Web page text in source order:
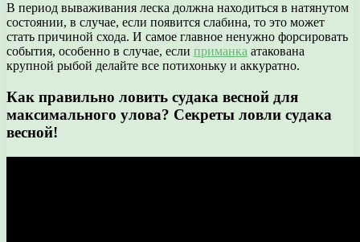
В период вываживания леска должна находиться в натянутом
состоянии, в случае, если появится слабина, то это может
стать причиной схода. И самое главное ненужно форсировать
события, особенно в случае, если приманка атакована
крупной рыбой делайте все потихоньку и аккуратно.
Как правильно ловить судака весной для
максимального улова? Секреты ловли судака
весной!